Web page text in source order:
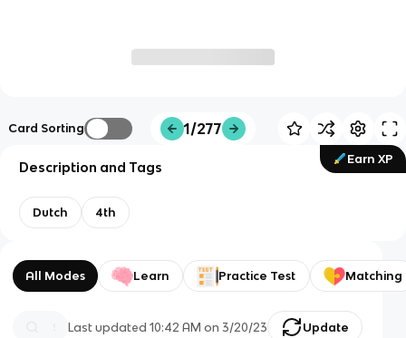
Card Sorting 1/277
Earn XP
Description and Tags
Dutch 4th
All Modes Learn Practice Test Matching
Last updated10:42 AM on 3/20/23 Update